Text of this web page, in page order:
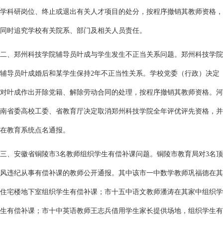
学科研岗位、终止或退出有关人才项目的处分，按程序撤销其教师资格，
同时追究学校有关院系、部门及相关人员责任。
二、郑州科技学院辅导员叶成与学生发生不正当关系问题。郑州科技学院
辅导员叶成婚后和某学生保持2年不正当性关系。学校党委（行政）决定
对叶成作出开除党籍、解除劳动合同的处理，按程序撤销其教师资格。河
南省委高校工委、省教育厅决定取消郑州科技学院全年评优评先资格，并
在教育系统点名通报。
三、安徽省铜陵市3名教师组织学生有偿补课问题。铜陵市教育局对3名顶
风违纪从事有偿补课的教师公开通报。其中该市一中数学教师巩福德在其
住宅楼地下室组织学生有偿补课；市十五中语文教师潘涛在其家中组织学
生有偿补课；市十中英语教师王志兵借用学生家长提供场地，组织学生有